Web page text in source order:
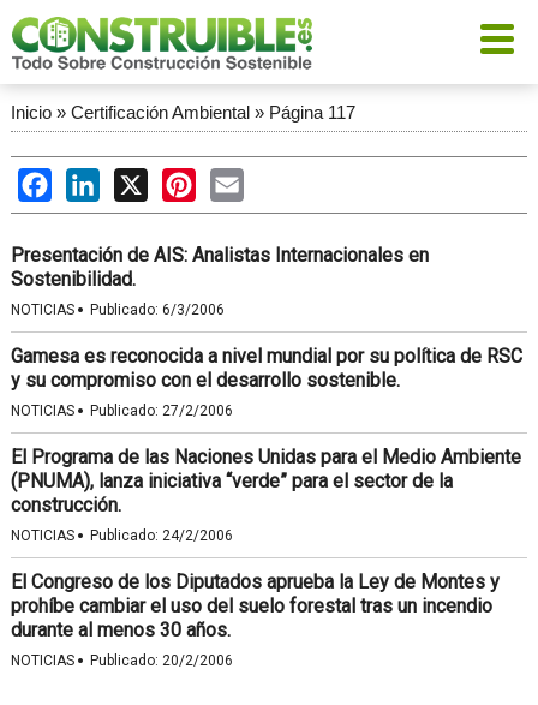
Inicio» Certificación Ambiental» Página 117
FacebookLinkedIn
X PinterestEmail
Presentación de AIS: Analistas Internacionales en
Sostenibilidad.
NOTICIAS · Publicado: 6/3/2006
Gamesa es reconocida a nivel mundial por su política de RSC
y su compromiso con el desarrollo sostenible.
NOTICIAS · Publicado: 27/2/2006
El Programa de las Naciones Unidas para el Medio Ambiente
(PNUMA), lanza iniciativa “verde” para el sector de la
construcción.
NOTICIAS · Publicado: 24/2/2006
El Congreso de los Diputados aprueba la Ley de Montes y
prohíbe cambiar el uso del suelo forestal tras un incendio
durante al menos 30 años.
NOTICIAS · Publicado: 20/2/2006